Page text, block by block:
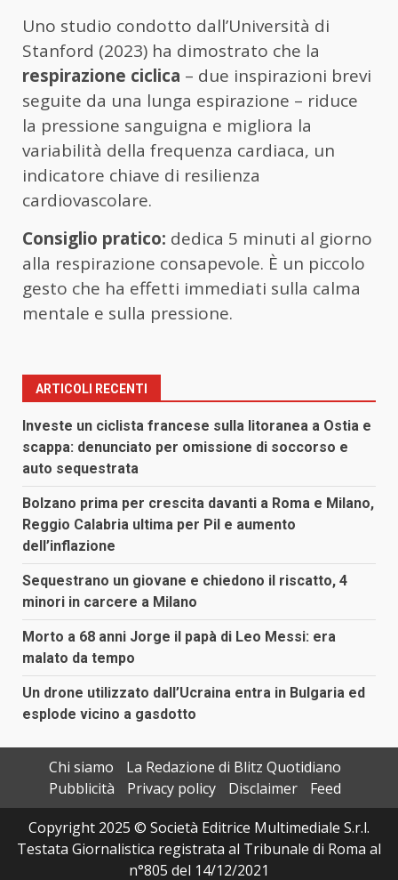
Uno studio condotto dall’Università di
Stanford (2023) ha dimostrato che la
respirazione ciclica – due inspirazioni brevi
seguite da una lunga espirazione – riduce
la pressione sanguigna e migliora la
variabilità della frequenza cardiaca, un
indicatore chiave di resilienza
cardiovascolare.
Consiglio pratico: dedica 5 minuti al giorno
alla respirazione consapevole. È un piccolo
gesto che ha effetti immediati sulla calma
mentale e sulla pressione.
ARTICOLI RECENTI
Investe un ciclista francese sulla litoranea a Ostia e
scappa: denunciato per omissione di soccorso e
auto sequestrata
Bolzano prima per crescita davanti a Roma e Milano,
Reggio Calabria ultima per Pil e aumento
dell’inflazione
Sequestrano un giovane e chiedono il riscatto, 4
minori in carcere a Milano
Morto a 68 anni Jorge il papà di Leo Messi: era
malato da tempo
Un drone utilizzato dall’Ucraina entra in Bulgaria ed
esplode vicino a gasdotto
Chi siamo
La Redazione di Blitz Quotidiano
Pubblicità
Privacy policy Disclaimer
Feed
Copyright 2025 © Società Editrice Multimediale S.r.l.
Testata Giornalistica registrata al Tribunale di Roma al
n°805 del 14/12/2021